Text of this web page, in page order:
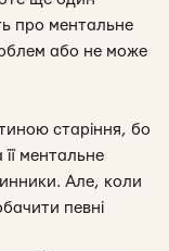
про ментальне
або не може
старіння, бо
ментальне
Але, коли
певні